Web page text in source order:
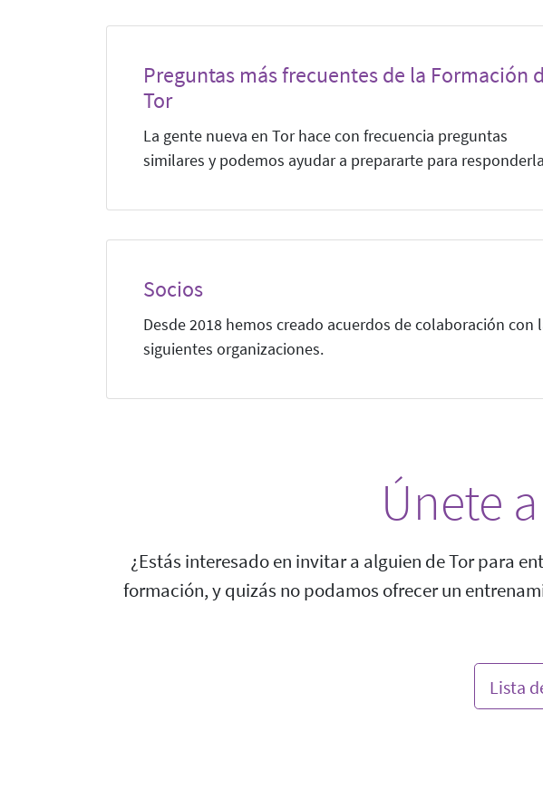
Preguntas más frecuentes de la Formación
Tor
La gente nueva en Tor hace con frecuencia preguntas
similares y podemos ayudar a prepararte para
Socios
Desde 2018 hemos creado acuerdos de colaboración con
siguientes organizaciones.
Únete
¿Estás interesado en invitar a alguien de Tor para
formación, y quizás no podamos ofrecer un
Lista